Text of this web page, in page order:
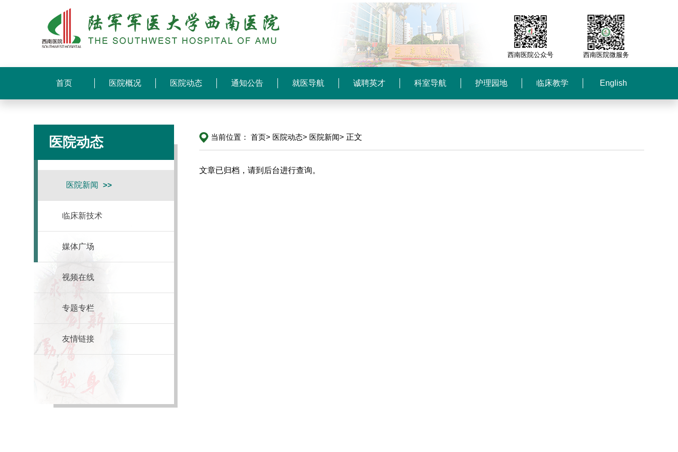
西南医院公众号 西南医院微服务
首页 医院概况 医院动态 通知公告 就医导航 诚聘英才 科室导航 护理园地 临床教学 English
医院动态
医院新闻
临床新技术
媒体广场
视频在线
专题专栏
友情链接
当前位置： 首页> 医院动态> 医院新闻> 正文
文章已归档，请到后台进行查询。